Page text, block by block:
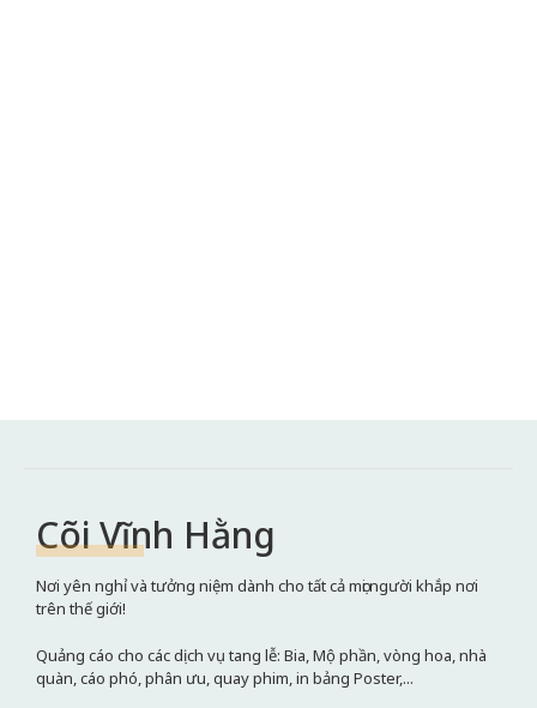
Cõi Vĩnh Hằng
Nơi yên nghỉ và tưởng niệm dành cho tất cả mọi người khắp nơi
trên thế giới!
Quảng cáo cho các dịch vụ tang lễ: Bia, Mộ phần, vòng hoa, nhà
quàn, cáo phó, phân ưu, quay phim, in bảng Poster,...